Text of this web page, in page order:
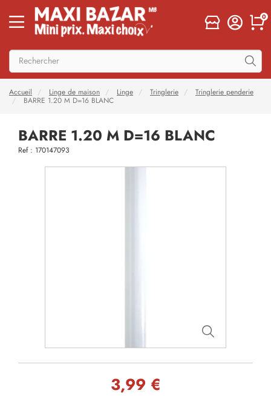
0
Accueil Linge de maison Linge Tringlerie
Tringlerie penderie
BARRE 1.20 M D=16 BLANC
BARRE 1.20 M D=16 BLANC
Ref : 170147093
3,99 €